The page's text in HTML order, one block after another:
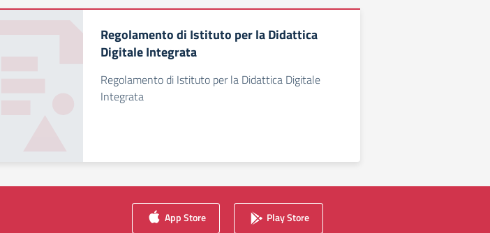
Regolamento di Istituto per la Didattica
Digitale Integrata
Regolamento di Istituto per la Didattica Digitale
Integrata
App Store Play Store